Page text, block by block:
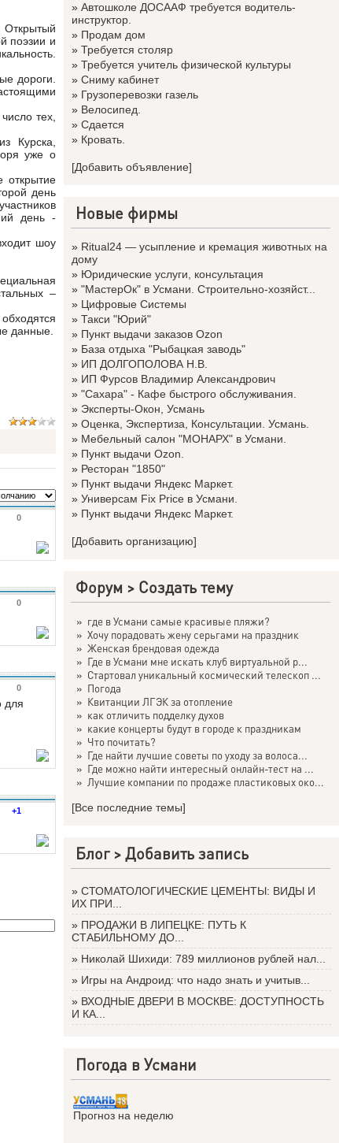
поэзии и
дороги.
тех,
Курска,
уже о
открытие
день
день -
шоу
–
данные.
0
0
0
для
+1
» Автошколе ДОСААФ требуется водитель-
инструктор.
» Продам дом
» Требуется столяр
» Требуется учитель физической культуры
» Сниму кабинет
» Грузоперевозки газель
» Велосипед.
» Сдается
» Кровать.
[Добавить объявление]
Новые фирмы
» Ritual24 — усыпление и кремация животных на
дому
» Юридические услуги, консультация
» "МастерОк" в Усмани. Строительно-хозяйст...
» Цифровые Системы
» Такси "Юрий"
» Пункт выдачи заказов Ozon
» База отдыха "Рыбацкая заводь"
» ИП ДОЛГОПОЛОВА Н.В.
» ИП Фурсов Владимир Александрович
» "Сахара" - Кафе быстрого обслуживания.
» Эксперты-Окон, Усмань
» Оценка, Экспертиза, Консультации. Усмань.
» Мебельный салон "МОНАРХ" в Усмани.
» Пункт выдачи Ozon.
» Ресторан "1850"
» Пункт выдачи Яндекс Маркет.
» Универсам Fix Price в Усмани.
» Пункт выдачи Яндекс Маркет.
[Добавить организацию]
Форум > Создать тему
» где в Усмани самые красивые пляжи?
» Хочу порадовать жену серьгами на праздник
» Женская брендовая одежда
» Где в Усмани мне искать клуб виртуальной р...
» Стартовал уникальный космический телескоп ...
» Погода
» Квитанции ЛГЭК за отопление
» как отличить подделку духов
» какие концерты будут в городе к праздникам
» Что почитать?
» Где найти лучшие советы по уходу за волоса...
» Где можно найти интересный онлайн-тест на ...
» Лучшие компании по продаже пластиковых око...
[Все последние темы]
Блог >Добавить запись
» СТОМАТОЛОГИЧЕСКИЕ ЦЕМЕНТЫ: ВИДЫ И
ИХ ПРИ...
» ПРОДАЖИ В ЛИПЕЦКЕ: ПУТЬ К
СТАБИЛЬНОМУ ДО...
» Николай Шихиди: 789 миллионов рублей нал...
» Игры на Андроид: что надо знать и учитыв...
» ВХОДНЫЕ ДВЕРИ В МОСКВЕ: ДОСТУПНОСТЬ
И КА...
Погода в Усмани
Прогноз на неделю